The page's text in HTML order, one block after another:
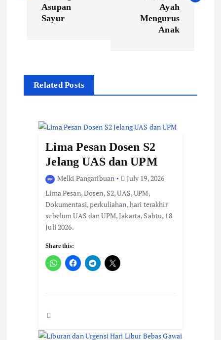
Asupan
Sayur
Ayah
Mengurus
Anak
Related Posts
Lima Pesan Dosen S2
Jelang UAS dan UPM
Melki Pangaribuan
July 19, 2026
Lima Pesan, Dosen, S2, UAS, UPM,
Dokumentasi, perkuliahan, hari terakhir
sebelum UAS dan UPM, Jakarta, Sabtu, 18
Juli 2026.
Share this: